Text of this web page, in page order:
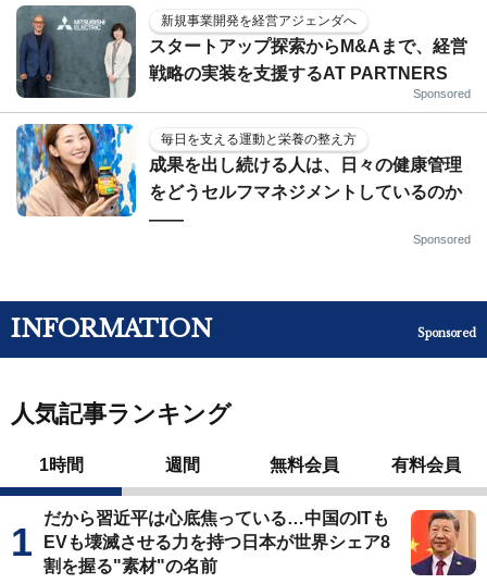
新規事業開発を経営アジェンダへ
スタートアップ探索からM&Aまで、経営
戦略の実装を支援するAT PARTNERS
Sponsored
毎日を支える運動と栄養の整え方
成果を出し続ける人は、日々の健康管理
をどうセルフマネジメントしているのか
——
Sponsored
INFORMATION Sponsored
人気記事ランキング
1時間 週間 無料会員 有料会員
だから習近平は心底焦っている…中国のITも
EVも壊滅させる力を持つ日本が世界シェア8
割を握る"素材"の名前